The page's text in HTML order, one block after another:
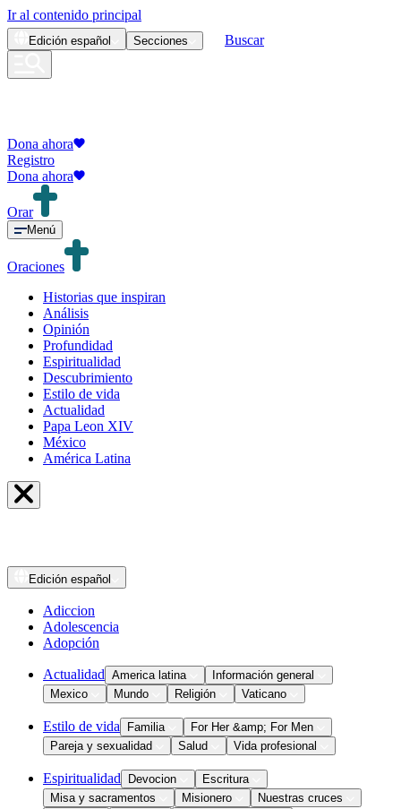
Ir al contenido principal
Edición español Secciones Buscar
Dona ahora
Registro
Dona ahora
Orar
Menú
Oraciones
Historias que inspiran
Análisis
Opinión
Profundidad
Espiritualidad
Descubrimiento
Estilo de vida
Actualidad
Papa Leon XIV
México
América Latina
Edición español
Adiccion
Adolescencia
Adopción
Actualidad America latina
Información general
Mexico
Mundo Religión Vaticano
Estilo de vida Familia
For Her &amp; For Men
Pareja y sexualidad
Salud Vida profesional
Espiritualidad Devocion
Escritura
Misa y sacramentos
Misionero
Nuestras cruces